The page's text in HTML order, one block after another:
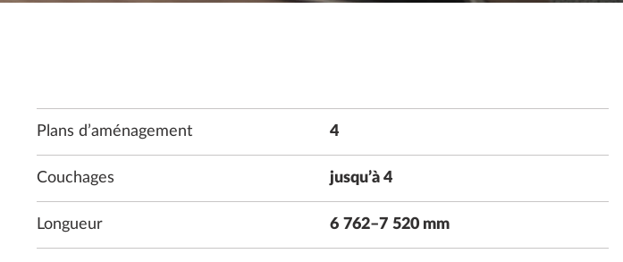
Plans d’aménagement 4
Couchages jusqu’à 4
Longueur 6 762–7 520 mm